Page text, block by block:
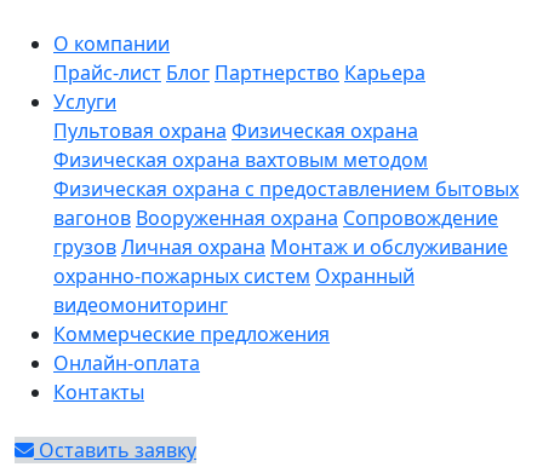
О компании
Прайс-лист Блог Партнерство Карьера
Услуги
Пультовая охрана Физическая охрана
Физическая охрана вахтовым методом
Физическая охрана с предоставлением бытовых
вагонов Вооруженная охрана Сопровождение
грузовЛичная охрана Монтаж и обслуживание
охранно-пожарных систем Охранный
видеомониторинг
Коммерческие предложения
Онлайн-оплата
Контакты
Оставить заявку